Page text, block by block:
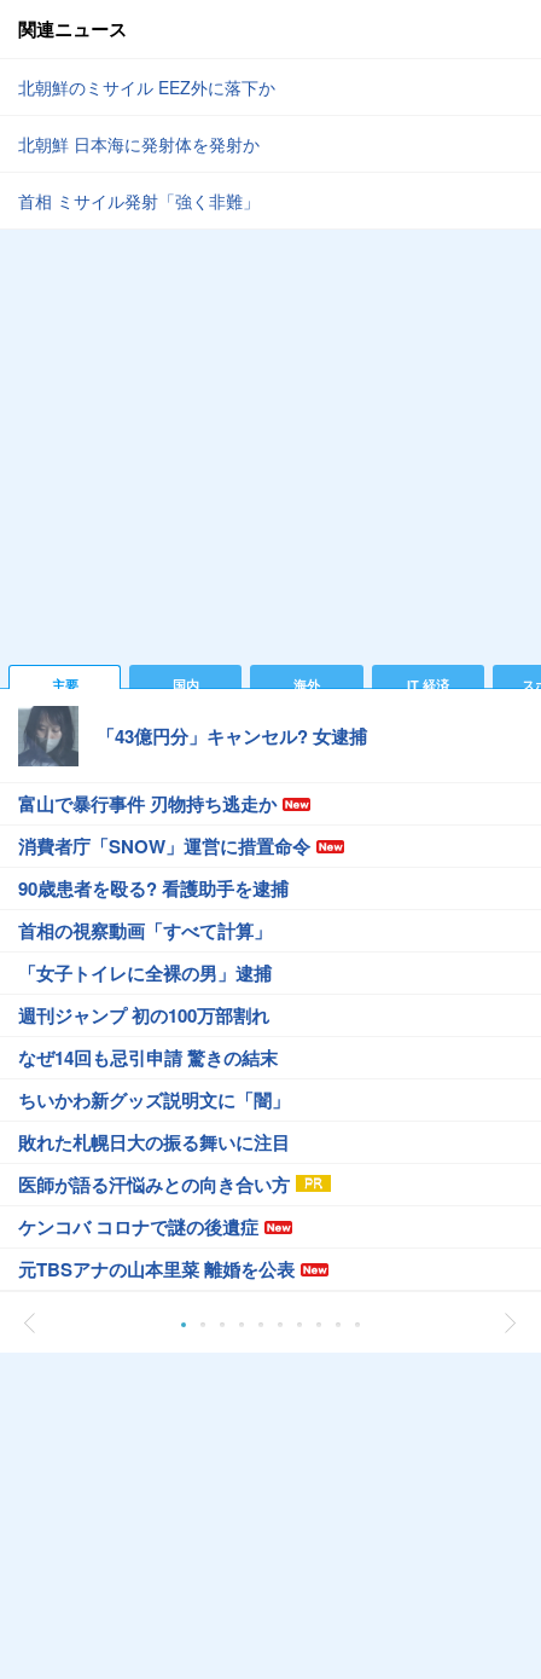
関連ニュース
北朝鮮のミサイル EEZ外に落下か
北朝鮮 日本海に発射体を発射か
首相 ミサイル発射「強く非難」
主要 国内 海外 IT 経済 ス
「43億円分」キャンセル? 女逮捕
富山で暴行事件 刃物持ち逃走か
消費者庁「SNOW」運営に措置命令
90歳患者を殴る? 看護助手を逮捕
首相の視察動画「すべて計算」
「女子トイレに全裸の男」逮捕
週刊ジャンプ 初の100万部割れ
なぜ14回も忌引申請 驚きの結末
ちいかわ新グッズ説明文に「闇」
敗れた札幌日大の振る舞いに注目
医師が語る汗悩みとの向き合い方
ケンコバ コロナで謎の後遺症
元TBSアナの山本里菜 離婚を公表